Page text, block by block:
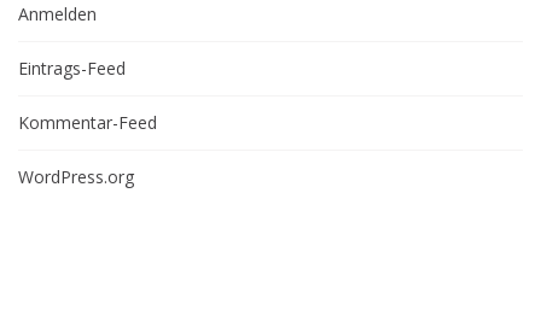
Anmelden
Eintrags-Feed
Kommentar-Feed
WordPress.org